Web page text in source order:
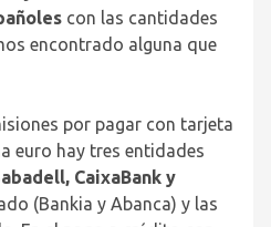
con las cantidades
encontrado alguna que
por pagar con tarjeta
euro hay tres entidades
CaixaBank y
(Bankia y Abanca) y las